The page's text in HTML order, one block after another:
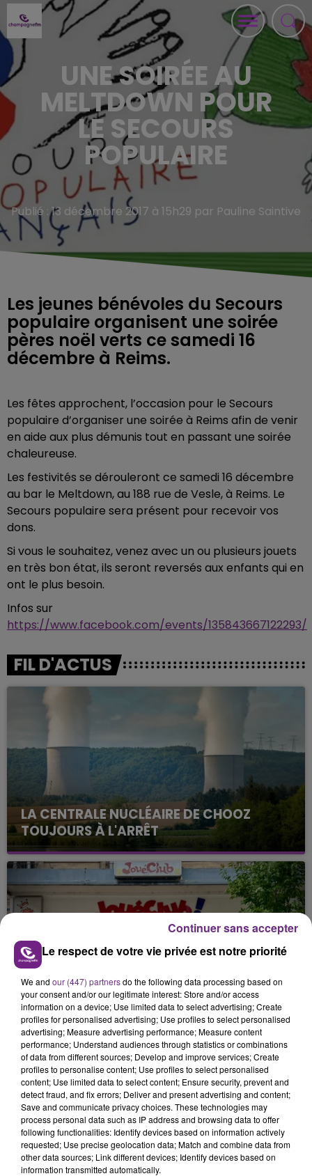
UNE SOIRÉE AU
MELTDOWN POUR
LE SECOURS
POPULAIRE
Publié : 13 décembre 2017 à 15h29 par Pauline Saintive
Les jeunes bénévoles du Secours
populaire organisent une soirée
pères noël verts ce samedi 16
décembre à Reims.
Les fêtes approchent, l’occasion pour le Secours
populaire d’organiser une soirée à Reims afin de venir
en aide aux plus démunis tout en passant une soirée
chaleureuse.
Les festivités se dérouleront ce samedi 16 décembre
au bar le Meltdown, au 188 rue de Vesle, à Reims. Le
Secours populaire sera présent pour recevoir vos
dons.
Si vous le souhaitez, venez avec un ou plusieurs jouets
en très bon état, ils seront reversés aux enfants qui en
ont le plus besoin.
Infos sur
https://www.facebook.com/events/135843667122293/
FIL D'ACTUS
LA CENTRALE NUCLÉAIRE DE CHOOZ
TOUJOURS À L'ARRÊT
Cela fait déjà une semaine que la centrale
nucléaire ardennaise est à l'arrêt. Une situation
justifiée par la sécheresse intense qui est toujours
présente.
LE MAGASIN JOUÉCLUB DE REIMS FERME
SES PORTES
C'était l'une des institutions du centre-ville
rémois. Le magasin JouéClub est contraint de
fermer ses portes.
TITRES DIFFUSÉS
7h54
7h54 7h50
7h50
Le respect de votre vie privée est notre priorité
We and our (447) partnersdo the following data processing based on
your consent and/or our legitimate interest: Store and/or access
information on a device; Use limited data to select advertising; Create
profiles for personalised advertising; Use profiles to select personalised
advertising; Measure advertising performance; Measure content
performance; Understand audiences through statistics or combinations
of data from different sources; Develop and improve services; Create
profiles to personalise content; Use profiles to select personalised
content; Use limited data to select content; Ensure security, prevent and
detect fraud, and fix errors; Deliver and present advertising and content;
Save and communicate privacy choices. These technologies may
process personal data such as IP address and browsing data to offer
following functionalities: Identify devices based on information actively
requested; Use precise geolocation data; Match and combine data from
other data sources; Link different devices; Identify devices based on
information transmitted automatically.
Continuer sans accepter